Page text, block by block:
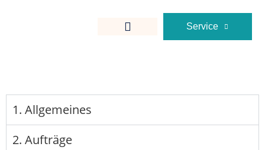
Service
1. Allgemeines
2. Aufträge